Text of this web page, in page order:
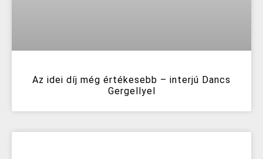
Az idei díj még értékesebb – interjú Dancs
Gergellyel